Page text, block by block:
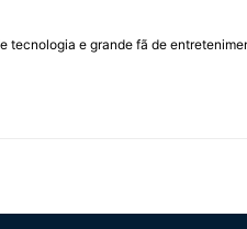
tecnologia e grande fã de